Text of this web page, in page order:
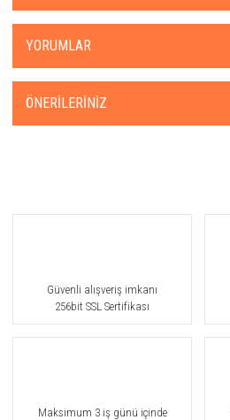
YORUMLAR
ÖNERILERINIZ
Güvenli alışveriş imkanı
256bit SSL Sertifikası
Maksimum 3 iş günü içinde